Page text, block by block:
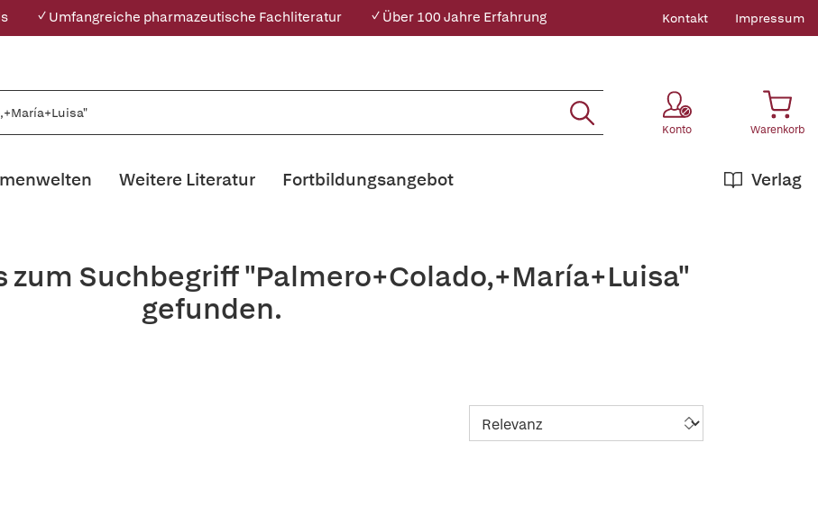
✓ Umfangreiche pharmazeutische Fachliteratur ✓ Über 100 Jahre Erfahrung Kontakt Impressum
Konto Warenkorb
Weitere Literatur Verlag
Fortbildungsangebot
zum Suchbegriff "Palmero+Colado,+María+Luisa"
gefunden.